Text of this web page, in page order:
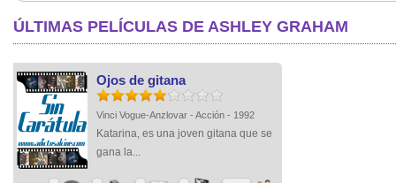
ÚLTIMAS PELÍCULAS DE ASHLEY GRAHAM
Ojos de gitana
Vinci Vogue-Anzlovar - Acción - 1992
Katarina, es una joven gitana que se
gana la...